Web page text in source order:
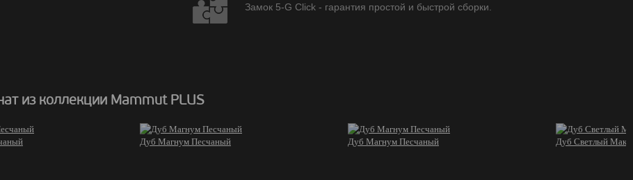
Замок 5-G Click - гарантия простой и быстрой сборки.
из коллекции Mammut PLUS
Дуб Магнум Песчаный Дуб Магнум Песчаный Дуб Светлый